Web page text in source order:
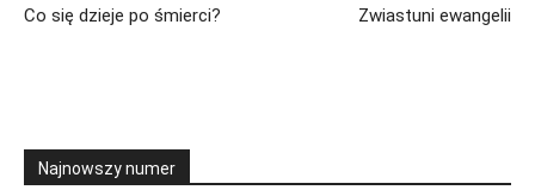
Co się dzieje po śmierci? Zwiastuni ewangelii
Najnowszy numer